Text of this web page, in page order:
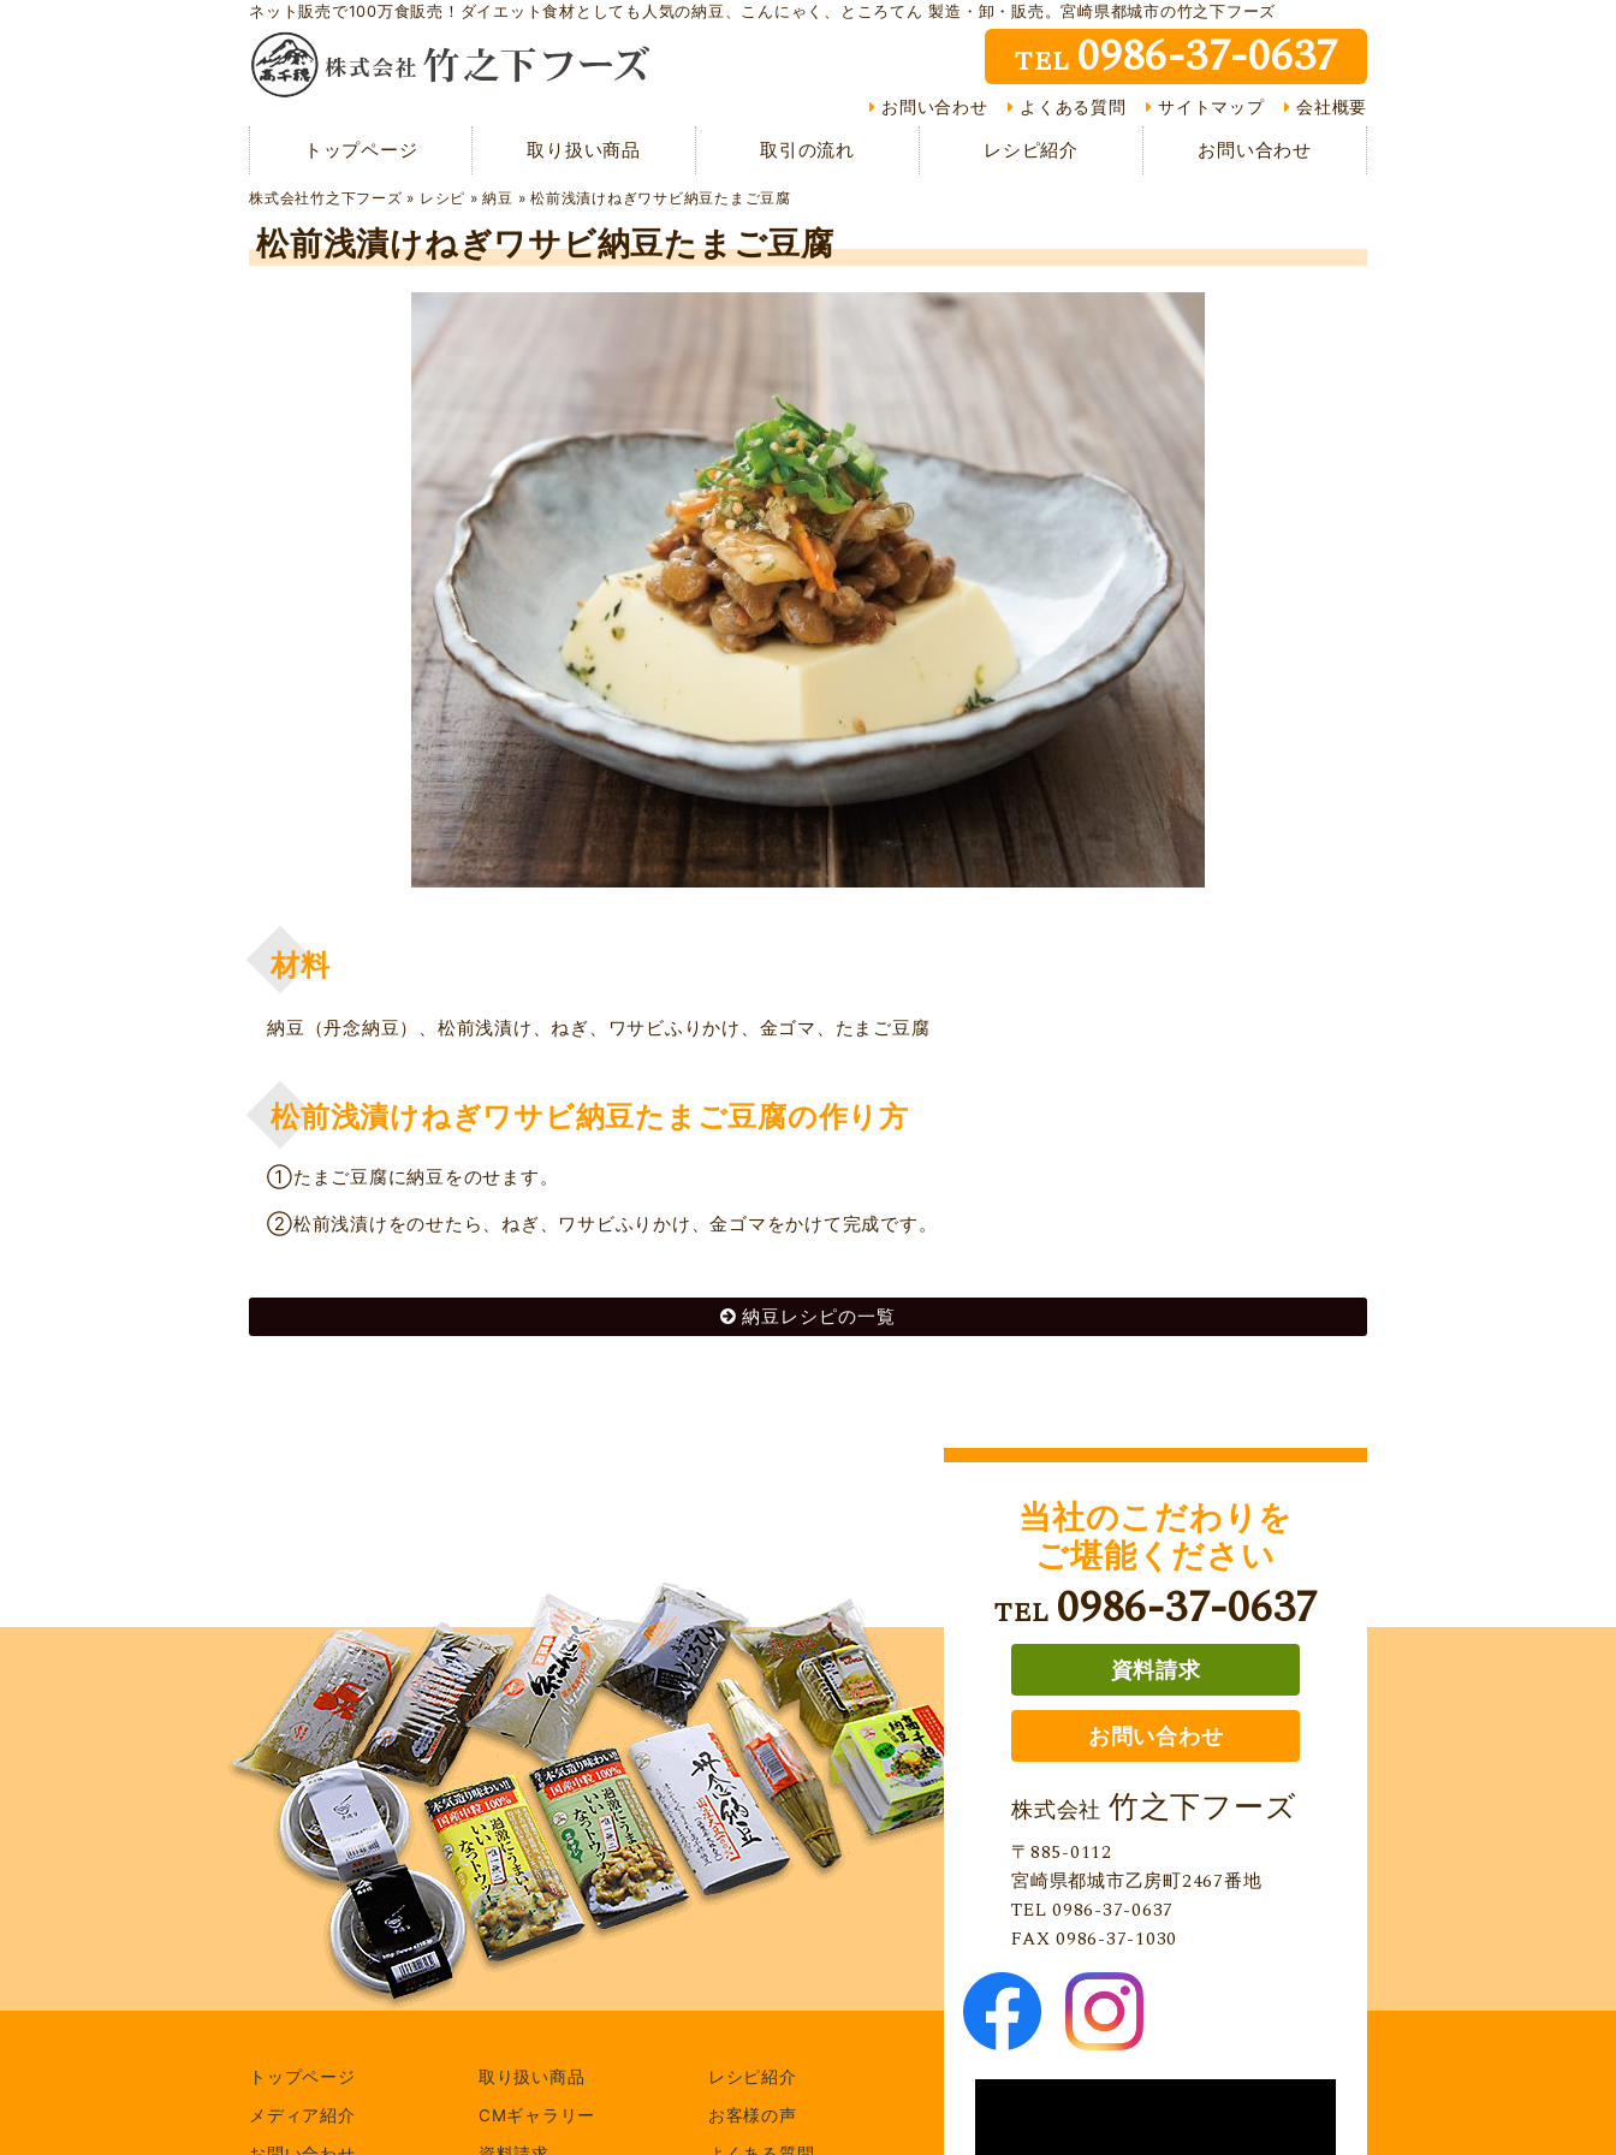
ネット販売で100万食販売！ダイエット食材としても人気の納豆、こんにゃく、ところてん 製造・卸・販売。宮崎県都城市の竹之下フーズ
TEL 0986-37-0637
お問い合わせ よくある質問 サイトマップ 会社概要
トップページ 取り扱い商品 取引の流れ レシピ紹介 お問い合わせ
株式会社竹之下フーズ » レシピ »納豆 » 松前浅漬けねぎワサビ納豆たまご豆腐
松前浅漬けねぎワサビ納豆たまご豆腐
材料
納豆（丹念納豆）、松前浅漬け、ねぎ、ワサビふりかけ、金ゴマ、たまご豆腐
松前浅漬けねぎワサビ納豆たまご豆腐の作り方
①たまご豆腐に納豆をのせます。
②松前浅漬けをのせたら、ねぎ、ワサビふりかけ、金ゴマをかけて完成です。
納豆レシピの一覧
当社のこだわりを
ご堪能ください
TEL 0986-37-0637
資料請求
お問い合わせ
株式会社 竹之下フーズ
〒885-0112
宮崎県都城市乙房町2467番地
TEL 0986-37-0637
FAX 0986-37-1030
トップページ 取り扱い商品
レシピ紹介
メディア紹介
CMギャラリー
お客様の声
トップページ レシピ紹介
メディア紹介 CMギャラリー お客様の声
会社概要 現在の取り組み 取引の流れ
プライバシーポリシー